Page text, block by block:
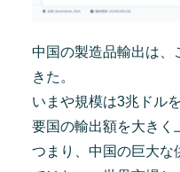
中国の製造品輸出は、
きた。
いまや規模は3兆ドル
要国の輸出額を大きく
つまり、中国の巨大な